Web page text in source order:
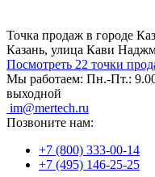
Точка продаж в городе
Казань, улица Кави
Посмотреть 22 точки
Мы работаем: Пн.-Пт.:
выходной
im@mertech.ru
Позвоните нам:
+7 (800) 333-00-14
+7 (495) 146-25-25